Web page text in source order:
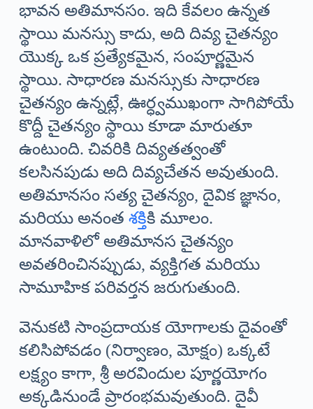
భావన అతిమానసం. ఇది కేవలం ఉన్నత
స్థాయి మనస్సు కాదు, అది దివ్య చైతన్యం
యొక్క ఒక ప్రత్యేకమైన, సంపూర్ణమైన
స్థాయి. సాధారణ మనస్సుకు సాధారణ
చైతన్యం ఉన్నట్లే, ఊర్ధ్వముఖంగా సాగిపోయే
కొద్దీ చైతన్యం స్థాయి కూడా మారుతూ
ఉంటుంది. చివరికి దివ్యతత్వంతో
కలసినపుడు అది దివ్యచేతన అవుతుంది.
అతిమానసం సత్య చైతన్యం, దైవిక జ్ఞానం,
మరియు అనంత శక్తికి మూలం.
మానవాళిలో అతిమానస చైతన్యం
అవతరించినప్పుడు, వ్యక్తిగత మరియు
సామూహిక పరివర్తన జరుగుతుంది.
వెనుకటి సాంప్రదాయక యోగాలకు దైవంతో
కలిసిపోవడం (నిర్వాణం, మోక్షం) ఒక్కటే
లక్ష్యం కాగా, శ్రీ అరవిందుల పూర్ణయోగం
అక్కడినుండే ప్రారంభమవుతుంది. దైవీ